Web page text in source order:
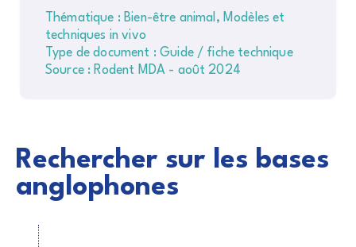
Thématique : Bien-être animal, Modèles et
techniques in vivo
Type de document : Guide / fiche technique
Source : Rodent MDA - août 2024
Rechercher sur les bases
anglophones